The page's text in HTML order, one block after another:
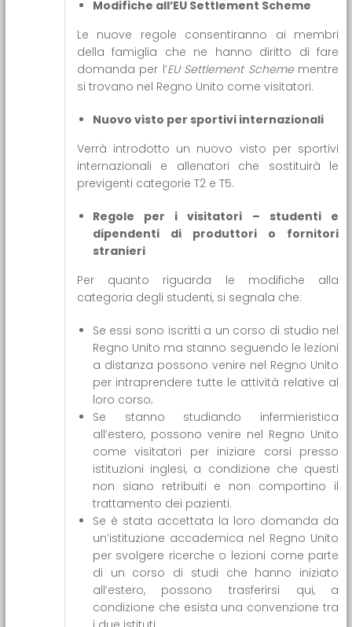
Modifiche all’EU Settlement Scheme
Le nuove regole consentiranno ai membri
della famiglia che ne hanno diritto di fare
domanda per l’EU Settlement Scheme mentre
si trovano nel Regno Unito come visitatori.
Nuovo visto per sportivi internazionali
Verrà introdotto un nuovo visto per sportivi
internazionali e allenatori che sostituirà le
previgenti categorie T2 e T5.
Regole per i visitatori – studenti e
dipendenti di produttori o fornitori
stranieri
Per quanto riguarda le modifiche alla
categoria degli studenti, si segnala che:
Se essi sono iscritti a un corso di studio nel
Regno Unito ma stanno seguendo le lezioni
a distanza possono venire nel Regno Unito
per intraprendere tutte le attività relative al
loro corso;
Se stanno studiando infermieristica
all’estero, possono venire nel Regno Unito
come visitatori per iniziare corsi presso
istituzioni inglesi, a condizione che questi
non siano retribuiti e non comportino il
trattamento dei pazienti.
Se è stata accettata la loro domanda da
un’istituzione accademica nel Regno Unito
per svolgere ricerche o lezioni come parte
di un corso di studi che hanno iniziato
all’estero, possono trasferirsi qui, a
condizione che esista una convenzione tra